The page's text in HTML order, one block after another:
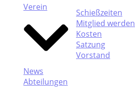
Verein
Schießzeiten
Mitglied werden
Kosten
Satzung
Vorstand
News
Abteilungen